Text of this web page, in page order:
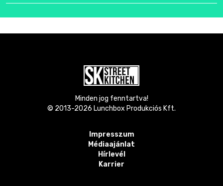
Minden jog fenntartva!
© 2013-2026 Lunchbox Produkciós Kft.
Impresszum
Médiaajánlat
Hírlevél
Karrier